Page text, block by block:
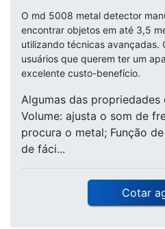
O md 5008 metal detector
encontrar objetos em até 3,5
utilizando técnicas avançadas.
usuários que querem ter um
excelente custo-benefício.
Algumas das
Volume: ajusta o som de
procura o metal; Função
de fáci...
Cotar